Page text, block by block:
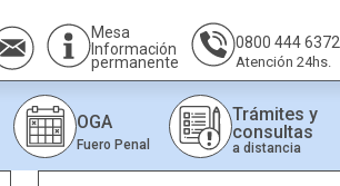
Mesa
Información
permanente
0800 444 6372
Atención 24hs.
OGA
Fuero Penal
Trámites y
consultas
a distancia